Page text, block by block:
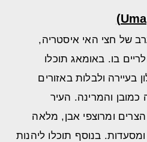
של חצי האי איסטריה,
בו. באומאג תוכלו
ולבלות באזורים
והמרינה. העיר
ומרוצפי אבן, מלאה
בנוסף תוכלו ליהנות